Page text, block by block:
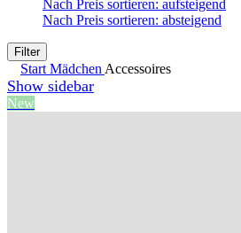
Nach Preis sortieren: aufsteigend
Nach Preis sortieren: absteigend
Filter
Start Mädchen Accessoires
Show sidebar
New